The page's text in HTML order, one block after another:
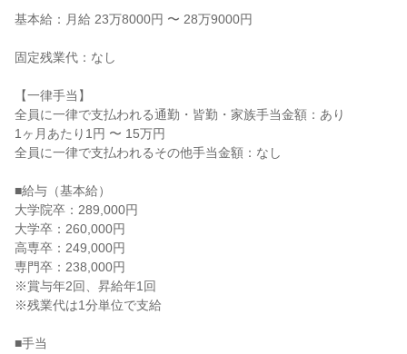
基本給：月給 23万8000円 〜 28万9000円
固定残業代：なし
【一律手当】
全員に一律で支払われる通勤・皆勤・家族手当金額：あり
1ヶ月あたり1円 〜 15万円
全員に一律で支払われるその他手当金額：なし
■給与（基本給）
大学院卒：289,000円
大学卒：260,000円
高専卒：249,000円
専門卒：238,000円
※賞与年2回、昇給年1回
※残業代は1分単位で支給
■手当